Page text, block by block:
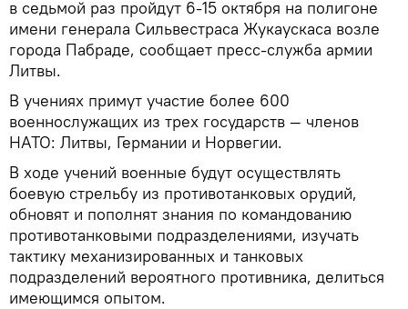
в седьмой раз пройдут 6-15 октября на полигоне
имени генерала Сильвестраса Жукаускаса возле
города Пабраде, сообщает пресс-служба армии
Литвы.
В учениях примут участие более 600
военнослужащих из трех государств — членов
НАТО: Литвы, Германии и Норвегии.
В ходе учений военные будут осуществлять
боевую стрельбу из противотанковых орудий,
обновят и пополнят знания по командованию
противотанковыми подразделениями, изучать
тактику механизированных и танковых
подразделений вероятного противника, делиться
имеющимся опытом.